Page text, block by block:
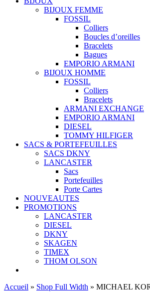
BIJOUX FEMME
FOSSIL
Colliers
Boucles d’oreilles
Bracelets
Bagues
EMPORIO ARMANI
BIJOUX HOMME
FOSSIL
Colliers
Bracelets
ARMANI EXCHANGE
EMPORIO ARMANI
DIESEL
TOMMY HILFIGER
SACS & PORTEFEUILLES
SACS DKNY
LANCASTER
Sacs
Portefeuilles
Porte Cartes
NOUVEAUTES
PROMOTIONS
LANCASTER
DIESEL
DKNY
SKAGEN
TIMEX
THOM OLSON
Accueil » Shop Full Width » MICHAEL